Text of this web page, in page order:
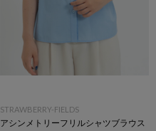
STRAWBERRY-FIELDS
アシンメトリーフリルシャツブラウス